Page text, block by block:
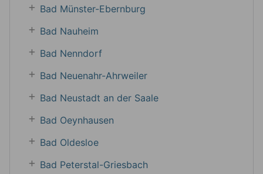
Bad Münster-Ebernburg
Bad Nauheim
Bad Nenndorf
Bad Neuenahr-Ahrweiler
Bad Neustadt an der Saale
Bad Oeynhausen
Bad Oldesloe
Bad Peterstal-Griesbach